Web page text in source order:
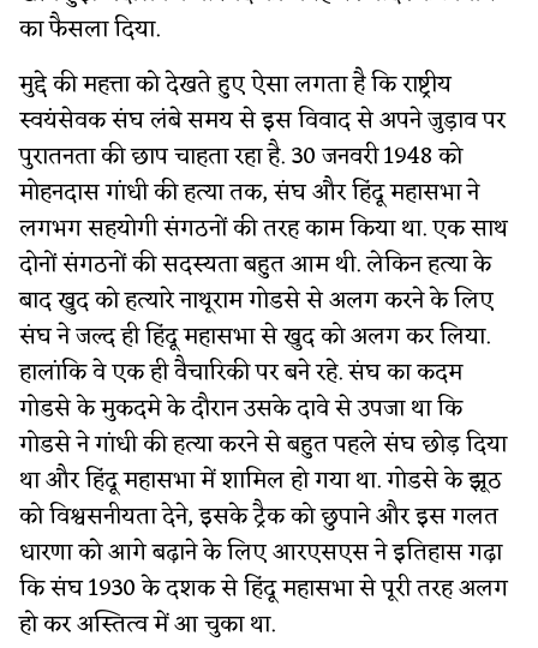
का फैसला दिया.
मुद्दे की महत्ता को देखते हुए ऐसा लगता है कि राष्ट्रीय
स्वयंसेवक संघ लंबे समय से इस विवाद से अपने जुड़ाव पर
पुरातनता की छाप चाहता रहा है. 30 जनवरी 1948 को
मोहनदास गांधी की हत्या तक, संघ और हिंदू महासभा ने
लगभग सहयोगी संगठनों की तरह काम किया था. एक साथ
दोनों संगठनों की सदस्यता बहुत आम थी. लेकिन हत्या के
बाद खुद को हत्यारे नाथूराम गोडसे से अलग करने के लिए
संघ ने जल्द ही हिंदू महासभा से खुद को अलग कर लिया.
हालांकि वे एक ही वैचारिकी पर बने रहे. संघ का कदम
गोडसे के मुकदमे के दौरान उसके दावे से उपजा था कि
गोडसे ने गांधी की हत्या करने से बहुत पहले संघ छोड़ दिया
था और हिंदू महासभा में शामिल हो गया था. गोडसे के झूठ
को विश्वसनीयता देने, इसके ट्रैक को छुपाने और इस गलत
धारणा को आगे बढ़ाने के लिए आरएसएस ने इतिहास गढ़ा
कि संघ 1930 के दशक से हिंदू महासभा से पूरी तरह अलग
हो कर अस्तित्व में आ चुका था.